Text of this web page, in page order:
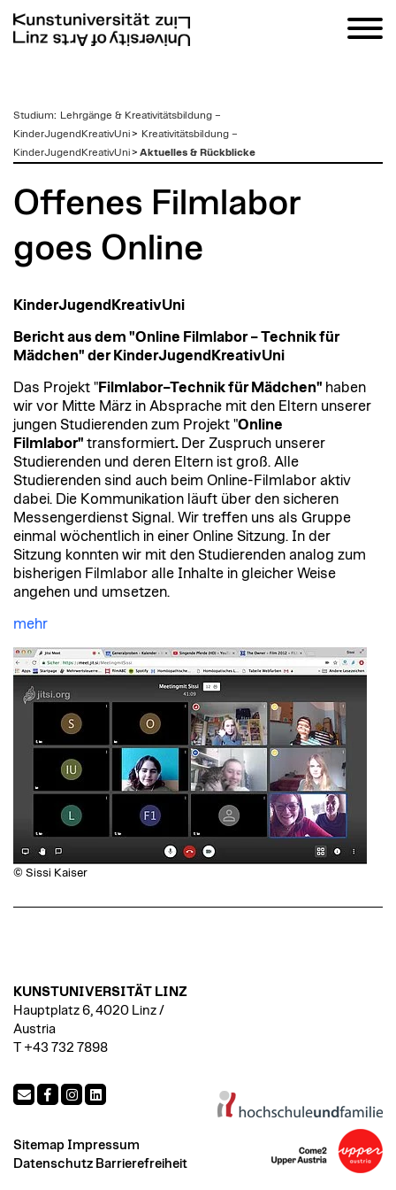
zum
Inhalt
Studium: Lehrgänge & Kreativitätsbildung –
KinderJugendKreativUni> Kreativitätsbildung –
KinderJugendKreativUni> Aktuelles & Rückblicke
Offenes Filmlabor
goes Online
KinderJugendKreativUni
Bericht aus dem "Online Filmlabor – Technik für
Mädchen" der KinderJugendKreativUni
Das Projekt "Filmlabor–Technik für Mädchen" haben
wir vor Mitte März in Absprache mit den Eltern unserer
jungen Studierenden zum Projekt "Online
Filmlabor" transformiert. Der Zuspruch unserer
Studierenden und deren Eltern ist groß. Alle
Studierenden sind auch beim Online-Filmlabor aktiv
dabei. Die Kommunikation läuft über den sicheren
Messengerdienst Signal. Wir treffen uns als Gruppe
einmal wöchentlich in einer Online Sitzung. In der
Sitzung konnten wir mit den Studierenden analog zum
bisherigen Filmlabor alle Inhalte in gleicher Weise
angehen und umsetzen.
mehr
© Sissi Kaiser
KUNSTUNIVERSITÄT LINZ
Hauptplatz 6, 4020 Linz /
Austria
T +43 732 7898
Sitemap Impressum
Datenschutz Barrierefreiheit